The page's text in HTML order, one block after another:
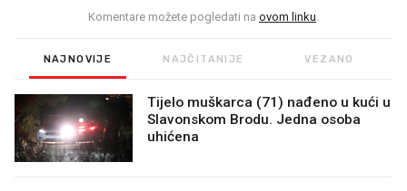
Komentare možete pogledati na ovom linku.
NAJNOVIJE NAJČITANIJE VEZANO
Tijelo muškarca (71) nađeno u kući u
Slavonskom Brodu. Jedna osoba
uhićena